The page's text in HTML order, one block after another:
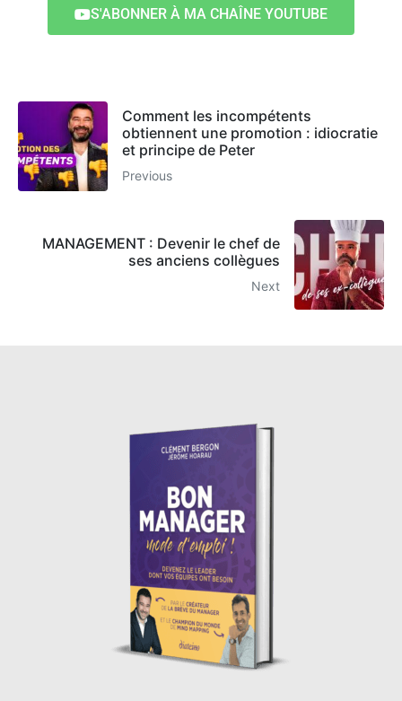
S'ABONNER À MA CHAÎNE YOUTUBE
Comment les incompétents
obtiennent une promotion : idiocratie
et principe de Peter
Previous
MANAGEMENT : Devenir le chef de
ses anciens collègues
Next